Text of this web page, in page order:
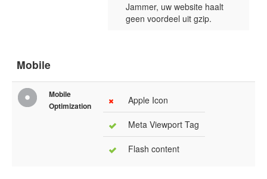
Jammer, uw website haalt
geen voordeel uit gzip.
Mobile
Mobile
Optimization
Apple Icon
Meta Viewport Tag
Flash content